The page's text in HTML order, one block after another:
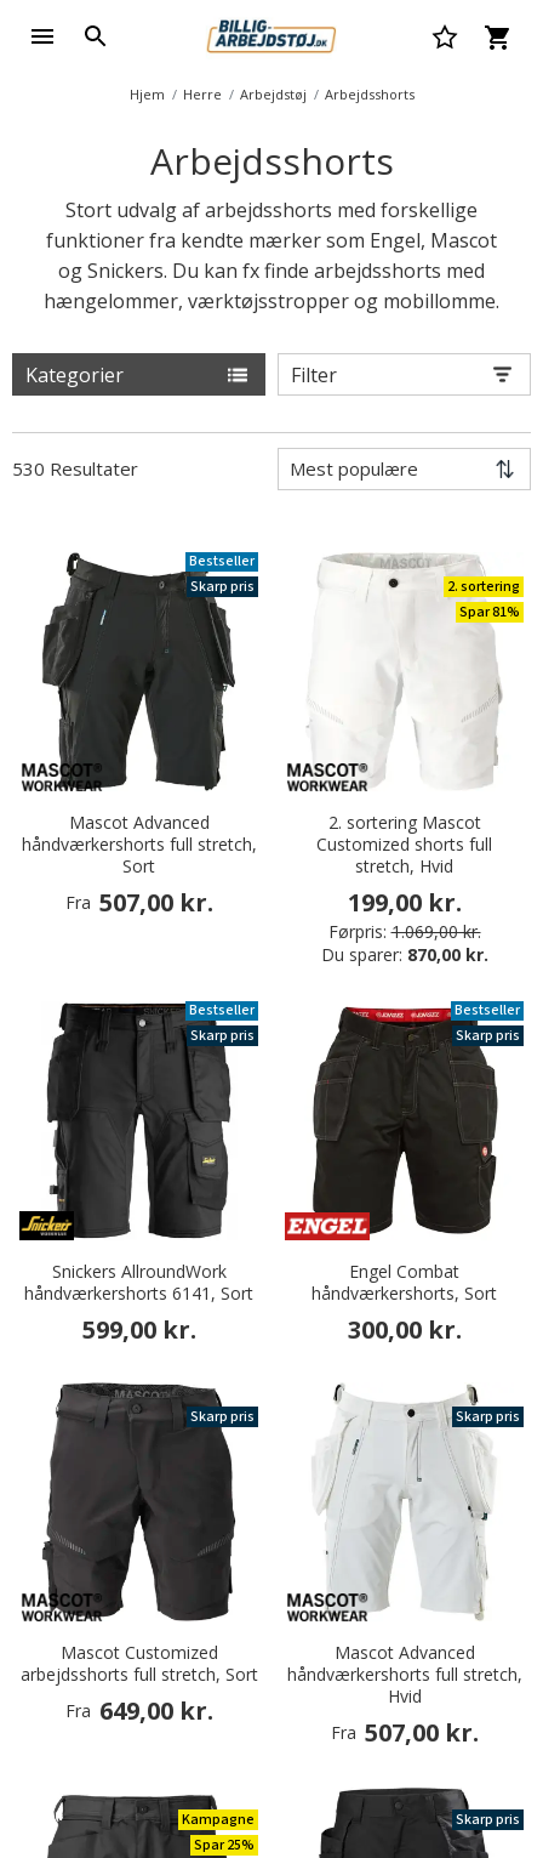
Hjem Herre Arbejdstøj Arbejdsshorts
Arbejdsshorts
Stort udvalg af arbejdsshorts med forskellige
funktioner fra kendte mærker som Engel, Mascot
og Snickers. Du kan fx finde arbejdsshorts med
hængelommer, værktøjsstropper og mobillomme.
Kategorier Filter
530 Resultater
Bestseller
Skarp pris
Mascot Advanced
håndværkershorts full stretch,
Sort
Fra 507,00 kr.
2. sortering
Spar 81%
2. sortering Mascot
Customized shorts full
stretch, Hvid
199,00 kr.
Førpris: 1.069,00 kr.
Du sparer: 870,00 kr.
Bestseller
Skarp pris
Snickers AllroundWork
håndværkershorts 6141, Sort
599,00 kr.
Bestseller
Skarp pris
Engel Combat
håndværkershorts, Sort
300,00 kr.
Skarp pris
Mascot Customized
arbejdsshorts full stretch, Sort
Fra 649,00 kr.
Skarp pris
Mascot Advanced
håndværkershorts full stretch,
Hvid
Fra 507,00 kr.
Kampagne
Spar 25%
Skarp pris